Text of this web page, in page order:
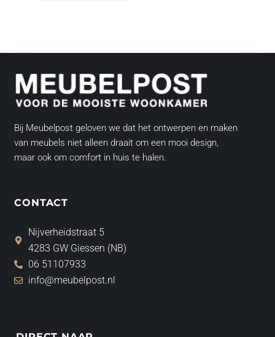
Bij Meubelpost geloven we dat het ontwerpen en maken
van meubels niet alleen draait om een mooi design,
maar ook om comfort in huis te halen.
CONTACT
Nijverheidstraat 5
4283 GW Giessen (NB)
06 51107933
info@meubelpost.nl